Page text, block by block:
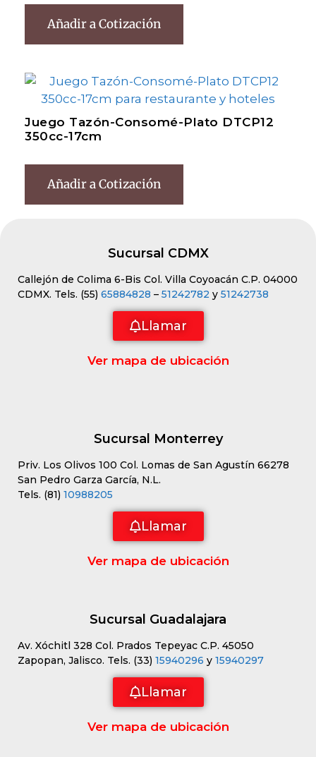
Añadir a Cotización
Juego Tazón-Consomé-Plato DTCP12
350cc-17cm
Añadir a Cotización
Sucursal CDMX
Callejón de Colima 6-Bis Col. Villa Coyoacán C.P. 04000
CDMX. Tels. (55) 65884828 – 51242782 y 51242738
Llamar
Ver mapa de ubicación
Sucursal Monterrey
Priv. Los Olivos 100 Col. Lomas de San Agustín 66278
San Pedro Garza García, N.L.
Tels. (81) 10988205
Llamar
Ver mapa de ubicación
Sucursal Guadalajara
Av. Xóchitl 328 Col. Prados Tepeyac C.P. 45050
Zapopan, Jalisco. Tels. (33) 15940296 y 15940297
Llamar
Ver mapa de ubicación